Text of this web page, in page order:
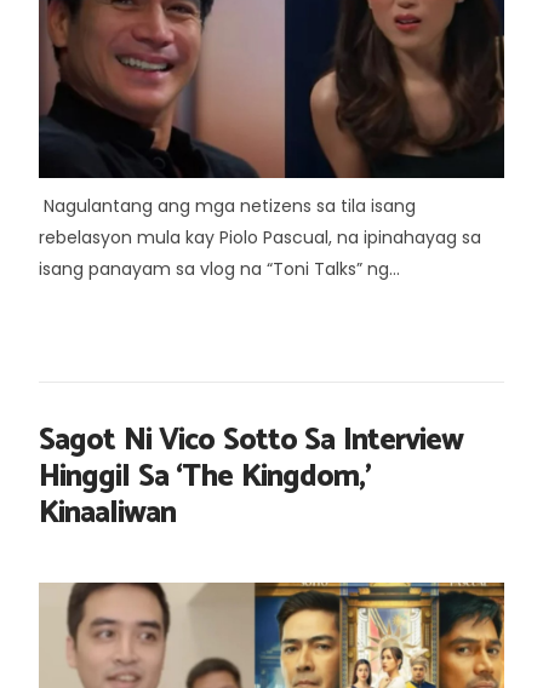
Nagulantang ang mga netizens sa tila isang
rebelasyon mula kay Piolo Pascual, na ipinahayag sa
isang panayam sa vlog na “Toni Talks” ng...
Sagot Ni Vico Sotto Sa Interview
Hinggil Sa ‘The Kingdom,’
Kinaaliwan